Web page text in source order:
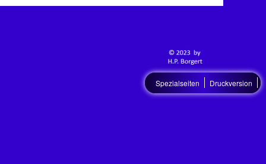
Spezialseiten Druckversion